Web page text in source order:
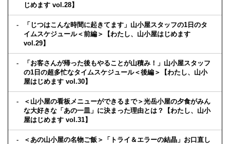
じめます vol.28】
「じつはこんな時間に起きてます」山小屋スタッフの1日のタ
イムスケジュール＜前編＞【わたし、山小屋はじめます
vol.29】
「お客さんが帰った後もやることが山積み！」山小屋スタッフ
の1日の超多忙なタイムスケジュール＜後編＞【わたし、山小
屋はじめます vol.30】
＜山小屋の看板メニューができるまで＞光岳小屋の夕食がみん
な大好きな「あの一皿」に決まった理由とは？【わたし、山小
屋はじめます vol.31】
＜あの山小屋の名物ご飯＞「トライ＆エラーの結晶」お口直し